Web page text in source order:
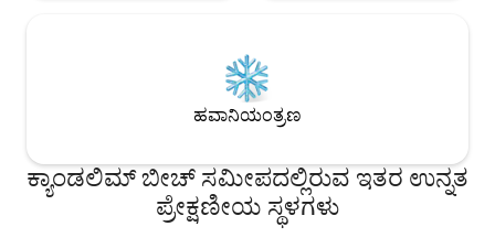
ಹವಾನಿಯಂತ್ರಣ
ಕ್ಯಾಂಡಲಿಮ್ ಬೀಚ್ ಸಮೀಪದಲ್ಲಿರುವ ಇತರ ಉನ್ನತ
ಪ್ರೇಕ್ಷಣೀಯ ಸ್ಥಳಗಳು